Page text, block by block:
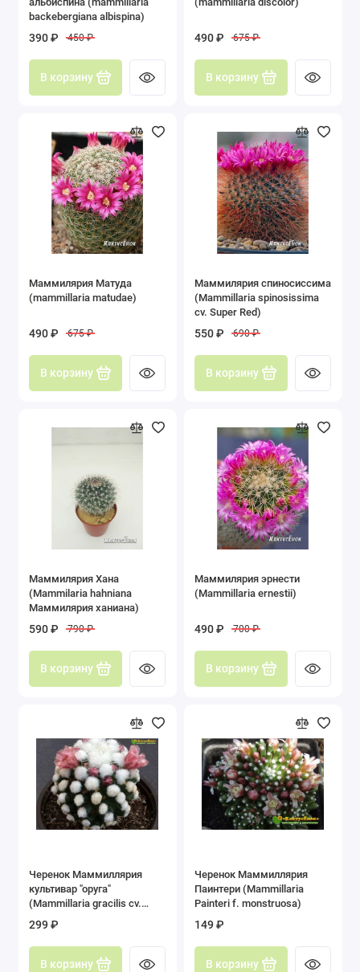
backebergiana albispina)
390 ₽ 450 ₽
В корзину
490 ₽ 675 ₽
В корзину
Маммилярия Матуда
(mammillaria matudae)
490 ₽ 675 ₽
В корзину
Маммилярия спиносиссима
(Mammillaria spinosissima
cv. Super Red)
550 ₽ 690 ₽
В корзину
Маммилярия Хана
(Mammilaria hahniana
Маммилярия ханиана)
590 ₽ 790 ₽
В корзину
Маммилярия эрнести
(Mammillaria ernestii)
490 ₽ 700 ₽
В корзину
Черенок Маммиллярия
культивар "оруга"
(Mammillaria gracilis cv.
299 ₽
В корзину
Черенок Маммиллярия
Паинтери (Mammillaria
Painteri f. monstruosa)
149 ₽
В корзину